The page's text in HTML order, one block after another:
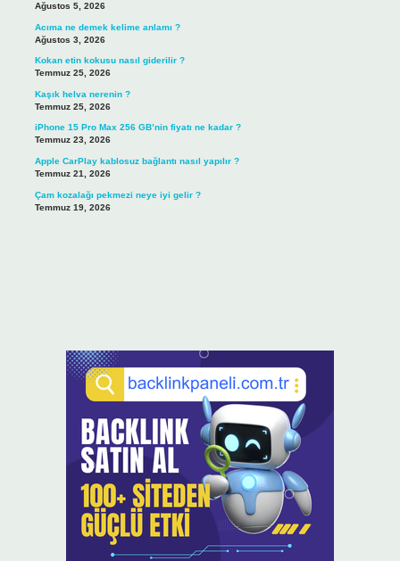
Ağustos 5, 2026
Acıma ne demek kelime anlamı ?
Ağustos 3, 2026
Kokan etin kokusu nasıl giderilir ?
Temmuz 25, 2026
Kaşık helva nerenin ?
Temmuz 25, 2026
iPhone 15 Pro Max 256 GB’nin fiyatı ne kadar ?
Temmuz 23, 2026
Apple CarPlay kablosuz bağlantı nasıl yapılır ?
Temmuz 21, 2026
Çam kozalağı pekmezi neye iyi gelir ?
Temmuz 19, 2026